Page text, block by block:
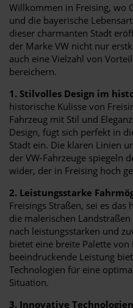
Willkommen in Freising, wo
und die bayerische
dieser charmanten Stadt
der Marke VW nicht nur
auch eine Vielzahl von
bereichern.
1. Stilvolles Design im
historische Kulisse von
Fahrzeug mit Stil und
Design, fügt sich perfekt in
Stadt ein. Die klaren Linien
der VW-Fahrzeuge spiegeln
wider, der in Freising hoch
2. Leistungsstarke
Freisings Straßen, sei es
die malerischen
nach leistungsstarken und
bietet eine breite Palette
beeindruckende Leistung
Technologien für eine
Situation.
3. Innovative